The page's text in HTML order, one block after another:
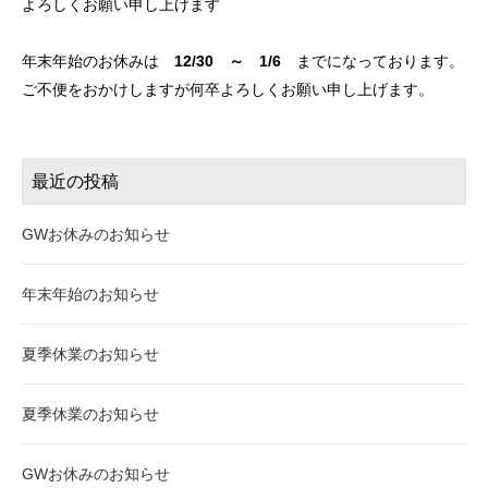
よろしくお願い申し上げます
年末年始のお休みは 12/30 ～ 1/6 までになっております。
ご不便をおかけしますが何卒よろしくお願い申し上げます。
最近の投稿
GWお休みのお知らせ
年末年始のお知らせ
夏季休業のお知らせ
夏季休業のお知らせ
GWお休みのお知らせ